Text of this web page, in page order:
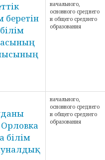
беретін
начального,
основного среднего
и общего среднего
образования
білім
начального,
основного среднего
и общего среднего
образования